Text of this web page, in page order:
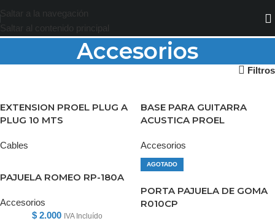
Saltar a la navegación
Saltar al contenido principal
Accesorios
Filtros
EXTENSION PROEL PLUG A
PLUG 10 MTS
Cables
BASE PARA GUITARRA
ACUSTICA PROEL
Accesorios
PAJUELA ROMEO RP-180A
Accesorios
$ 2.000 IVA Incluído
AGOTADO
PORTA PAJUELA DE GOMA
R010CP